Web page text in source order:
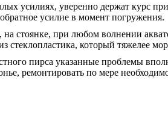
усилиях, уверенно держат курс
усилие в момент погружения.
на стоянке, при любом волнении
стеклопластика, который тяжелее
пирса указанные проблемы
ремонтировать по мере